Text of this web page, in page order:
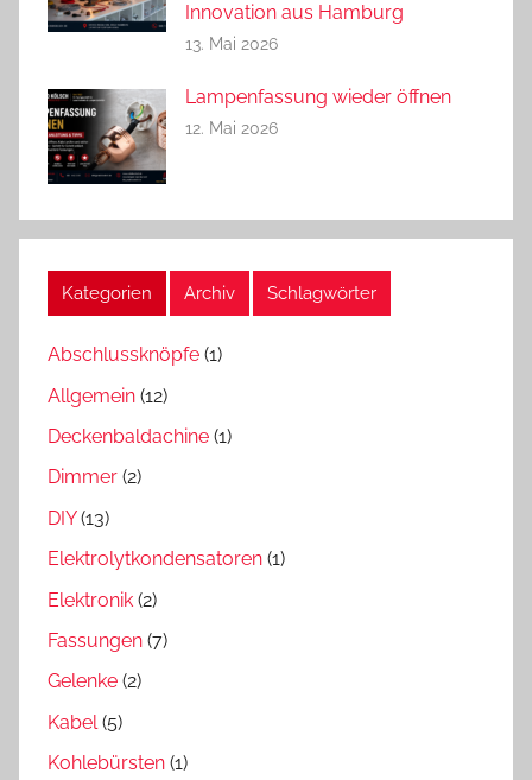
Innovation aus Hamburg
13. Mai 2026
Lampenfassung wieder öffnen
12. Mai 2026
Kategorien Archiv Schlagwörter
Abschlussknöpfe (1)
Allgemein (12)
Deckenbaldachine (1)
Dimmer (2)
DIY(13)
Elektrolytkondensatoren (1)
Elektronik (2)
Fassungen (7)
Gelenke (2)
Kabel (5)
Kohlebürsten (1)